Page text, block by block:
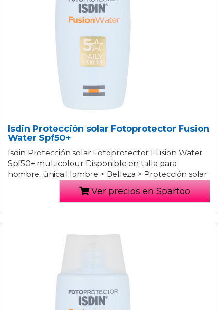
Isdin Protección solar Fotoprotector Fusion
Water Spf50+
Isdin Protección solar Fotoprotector Fusion Water
Spf50+ multicolour Disponible en talla para
hombre. única.Hombre > Belleza > Protección solar
Ver precios en Spartoo